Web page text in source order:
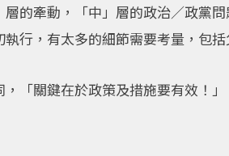
的牽動，「中」層的政治／政黨
執行，有太多的細節需要考量，包
「關鍵在於政策及措施要有效！